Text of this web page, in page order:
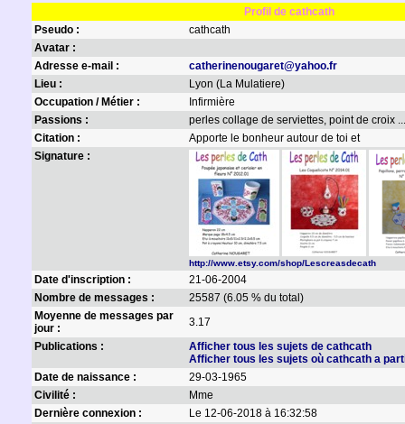
Profil de cathcath
Pseudo :
cathcath
Avatar :
Adresse e-mail :
catherinenougaret@yahoo.fr
Lieu :
Lyon (La Mulatiere)
Occupation / Métier :
Infirmière
Passions :
perles collage de serviettes, point de croix ...
Citation :
Apporte le bonheur autour de toi et
Signature :
http://www.etsy.com/shop/Lescreasdecath
Date d'inscription :
21-06-2004
Nombre de messages :
25587 (6.05 % du total)
Moyenne de messages par
jour :
3.17
Publications :
Afficher tous les sujets de cathcath
Afficher tous les sujets où cathcath a
Date de naissance :
29-03-1965
Civilité :
Mme
Dernière connexion :
Le 12-06-2018 à 16:32:58